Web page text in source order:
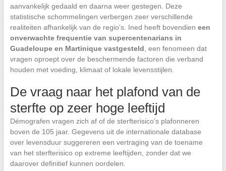
aanvankelijk gedaald en daarna weer gestegen. Deze
statistische schommelingen verbergen zeer verschillende
realiteiten afhankelijk van de regio’s. Ined heeft bovendien een
onverwachte frequentie van supercentenarians in
Guadeloupe en Martinique vastgesteld , een fenomeen dat
vragen oproept over de beschermende factoren die verband
houden met voeding, klimaat of lokale levensstijlen.
De vraag naar het plafond van de
sterfte op zeer hoge leeftijd
Démografen vragen zich af of de sterfterisico’s plafonneren
boven de 105 jaar. Gegevens uit de internationale database
over levensduur suggereren een vertraging van de toename
van het sterfterisico op extreme leeftijden, zonder dat we
daarover definitief kunnen oordelen.